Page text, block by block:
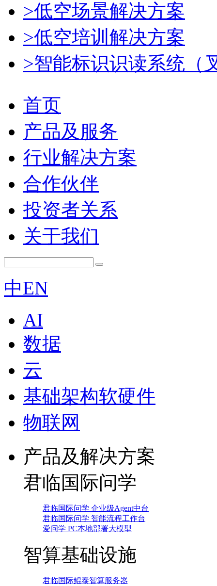
>低空场景解决方案
>低空培训解决方案
>智能标识识读系统（
首页
产品及服务
行业解决方案
合作伙伴
投资者关系
关于我们
中EN
AI
数据
云
基础架构软硬件
物联网
产品及解决方案
君临国际问学
君临国际问学 企业级Agent中台
君临国际问学 智能流程工作台
爱问学 PC本地部署大模型
智算基础设施
君临国际鲲泰智算服务器